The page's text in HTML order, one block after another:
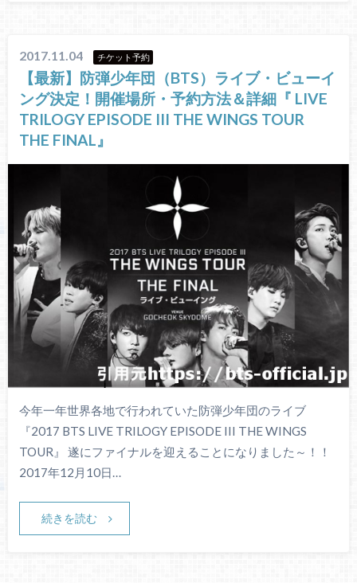
2017.11.04 チケット予約
【最新】防弾少年団（BTS）ライブ・ビューイ
ング決定！開催場所・予約方法＆詳細『 LIVE
TRILOGY EPISODE III THE WINGS TOUR
THE FINAL』
今年一年世界各地で行われていた防弾少年団のライブ
『2017 BTS LIVE TRILOGY EPISODE III THE WINGS
TOUR』 遂にファイナルを迎えることになりました～！！
2017年12月10日…
続きを読む